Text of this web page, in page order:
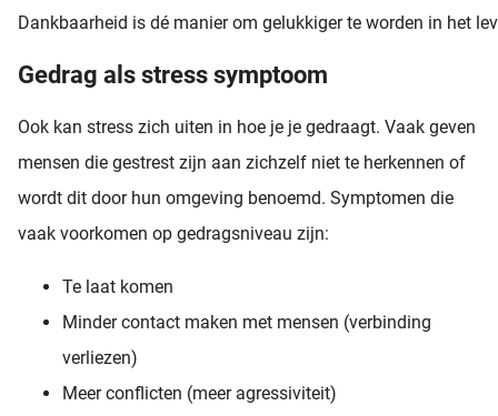
Dankbaarheid is dé manier om gelukkiger te worden in het
Gedrag als stress symptoom
Ook kan stress zich uiten in hoe je je gedraagt. Vaak geven
mensen die gestrest zijn aan zichzelf niet te herkennen of
wordt dit door hun omgeving benoemd. Symptomen die
vaak voorkomen op gedragsniveau zijn:
Te laat komen
Minder contact maken met mensen (verbinding
verliezen)
Meer conflicten (meer agressiviteit)